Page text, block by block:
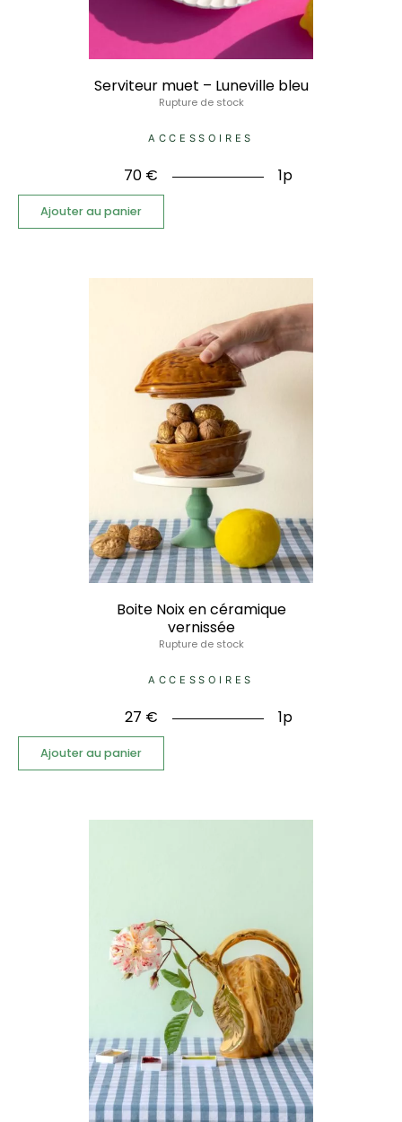
Serviteur muet – Luneville bleu
Rupture de stock
ACCESSOIRES
70 € 1p
Ajouter au panier
Boite Noix en céramique
vernissée
Rupture de stock
ACCESSOIRES
27 € 1p
Ajouter au panier